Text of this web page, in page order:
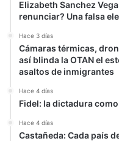
Elizabeth Sanchez
renunciar? Una falsa
Hace 3 días
Cámaras térmicas,
así blinda la OTAN el
asaltos de inmigrantes
Hace 4 días
Fidel: la dictadura
Hace 4 días
Castañeda: Cada país